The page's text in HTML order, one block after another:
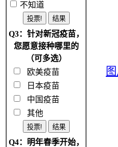
不知道
Q3：针对新冠疫苗，
您愿意接种哪里的
（可多选）
欧美疫苗
日本疫苗
中国疫苗
其他
Q4：明年春季开始，